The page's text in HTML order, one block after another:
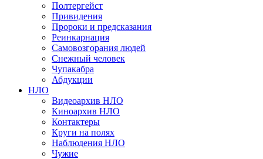
Полтергейст
Привидения
Пророки и предсказания
Реинкарнация
Самовозгорания людей
Снежный человек
Чупакабра
Абдукции
НЛО
Видеоархив НЛО
Киноархив НЛО
Контактеры
Круги на полях
Наблюдения НЛО
Чужие